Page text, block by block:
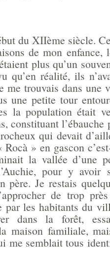
du XIIème siècle.
de mon enfance,
plus qu’un
qu’en réalité, ils
me trouvais dans une
une petite tour
la population était
constituant
qui devait
» en gascon
la vallée d’une
pour y avoir
père. Je restais
de trop
par les habitants du
dans la forêt,
maison familiale,
me semblait tous